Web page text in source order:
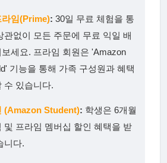
라임(Prime): 30일 무료 체험을 통
관없이 모든 주문에 무료 익일 배
세요. 프라임 회원은 'Amazon
기능을 통해 가족 구성원과 혜택
수 있습니다.
(Amazon Student): 학생은 6개월
및 프라임 멤버십 할인 혜택을 받
니다.